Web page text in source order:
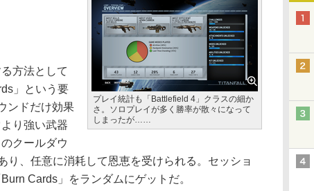
プレイ統計も「Battlefield 4」クラスの細か
さ。ソロプレイが多く勝率が散々になって
しまったが……
方法として
」という要
ンドだけ効果
り強い武器
クールダウ
り、任意に消耗して恩恵を受けられる。セッショ
Cards」をランダムにゲットだ。